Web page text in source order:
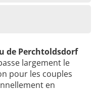
de Perchtoldsdorf
largement le
pour les couples
en